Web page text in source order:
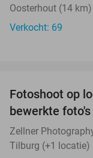
Oosterhout (14 km)
Verkocht: 69
TODAY
Fotoshoot op
bewerkte foto's
Zellner
Tilburg (+1 locatie)